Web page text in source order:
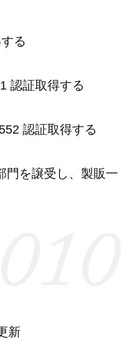
る
認証取得する
認証取得する
門を譲受し、製販一
新